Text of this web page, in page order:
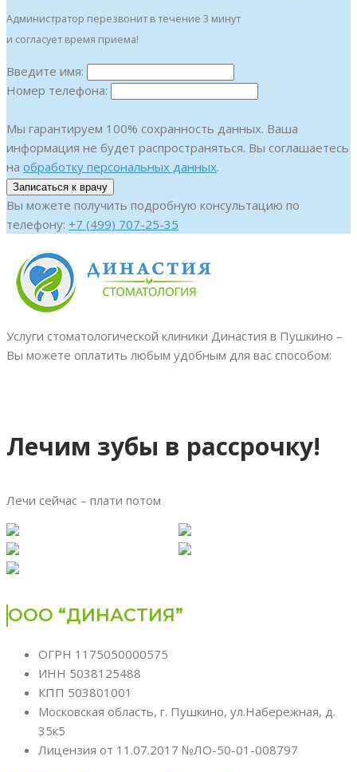
Администратор перезвонит в течение 3 минут
и согласует время приема!
Введите имя:
Номер телефона:
Мы гарантируем 100% сохранность данных. Ваша
информация не будет распространяться. Вы соглашаетесь
на обработку персональных данных.
Вы можете получить подробную консультацию по
телефону: +7 (499) 707-25-35
Услуги стоматологической клиники Династия в Пушкино –
Вы можете оплатить любым удобным для вас способом:
Лечим зубы в рассрочку!
Лечи сейчас – плати потом
ООО “ДИНАСТИЯ”
ОГРН 1175050000575
ИНН 5038125488
КПП 503801001
Московская область, г. Пушкино, ул.Набережная, д.
35к5
Лицензия от 11.07.2017 №ЛО-50-01-008797